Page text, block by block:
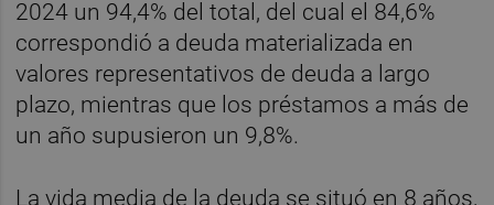
2024 un 94,4% del total, del cual el 84,6%
correspondió a deuda materializada en
valores representativos de deuda a largo
plazo, mientras que los préstamos a más de
un año supusieron un 9,8%.
La vida media de la deuda se situó en 8 años,